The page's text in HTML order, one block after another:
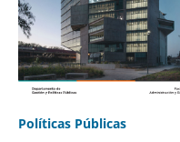
Políticas Públicas